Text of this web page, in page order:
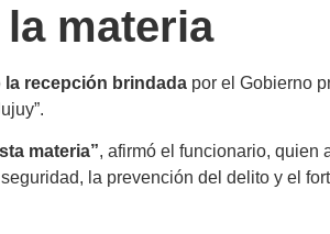
materia
la recepción brindada por el Gobierno
materia”, afirmó el funcionario, quien
la prevención del delito y el